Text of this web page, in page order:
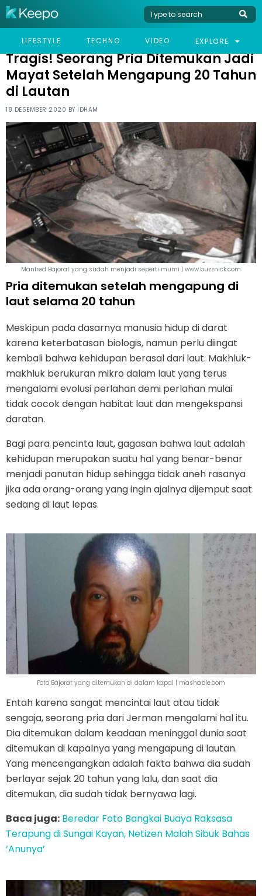
LIFESTYLE TECHNO VIDEO EXPLORE
HOME VIRAL
TRAGIS! SEORANG PRIA DITEMUKAN JADI MAYAT SETELAH
Tragis! Seorang Pria Ditemukan Jadi
Mayat Setelah Mengapung 20 Tahun
di Lautan
18 DESEMBER 2020 BY IDHAM
Manfred Bajorat yang sudah menjadi seperti mumi | www.buzznick.com
Pria ditemukan setelah mengapung di
laut selama 20 tahun
Meskipun pada dasarnya manusia hidup di darat
karena keterbatasan biologis, namun perlu diingat
kembali bahwa kehidupan berasal dari laut. Makhluk-
makhluk berukuran mikro dalam laut yang terus
mengalami evolusi perlahan demi perlahan mulai
tidak cocok dengan habitat laut dan mengekspansi
daratan.
Bagi para pencinta laut, gagasan bahwa laut adalah
kehidupan merupakan suatu hal yang benar-benar
menjadi panutan hidup sehingga tidak aneh rasanya
jika ada orang-orang yang ingin ajalnya dijemput saat
sedang di laut lepas.
Foto Bajorat yang ditemukan di dalam kapal | mashable.com
Entah karena sangat mencintai laut atau tidak
sengaja, seorang pria dari Jerman mengalami hal itu.
Dia ditemukan dalam keadaan meninggal dunia saat
ditemukan di kapalnya yang mengapung di lautan.
Yang mencengangkan adalah fakta bahwa dia sudah
berlayar sejak 20 tahun yang lalu, dan saat dia
ditemukan, dia sudah tidak bernyawa lagi.
Baca juga: Beredar Foto Bangkai Buaya Raksasa
Terapung di Sungai Kayan, Netizen Malah Sibuk Bahas
‘Anunya’